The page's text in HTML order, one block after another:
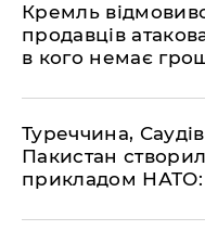
​Кремль
продавців
в кого немає
​Туреччина,
Пакистан
прикладом НАТО: